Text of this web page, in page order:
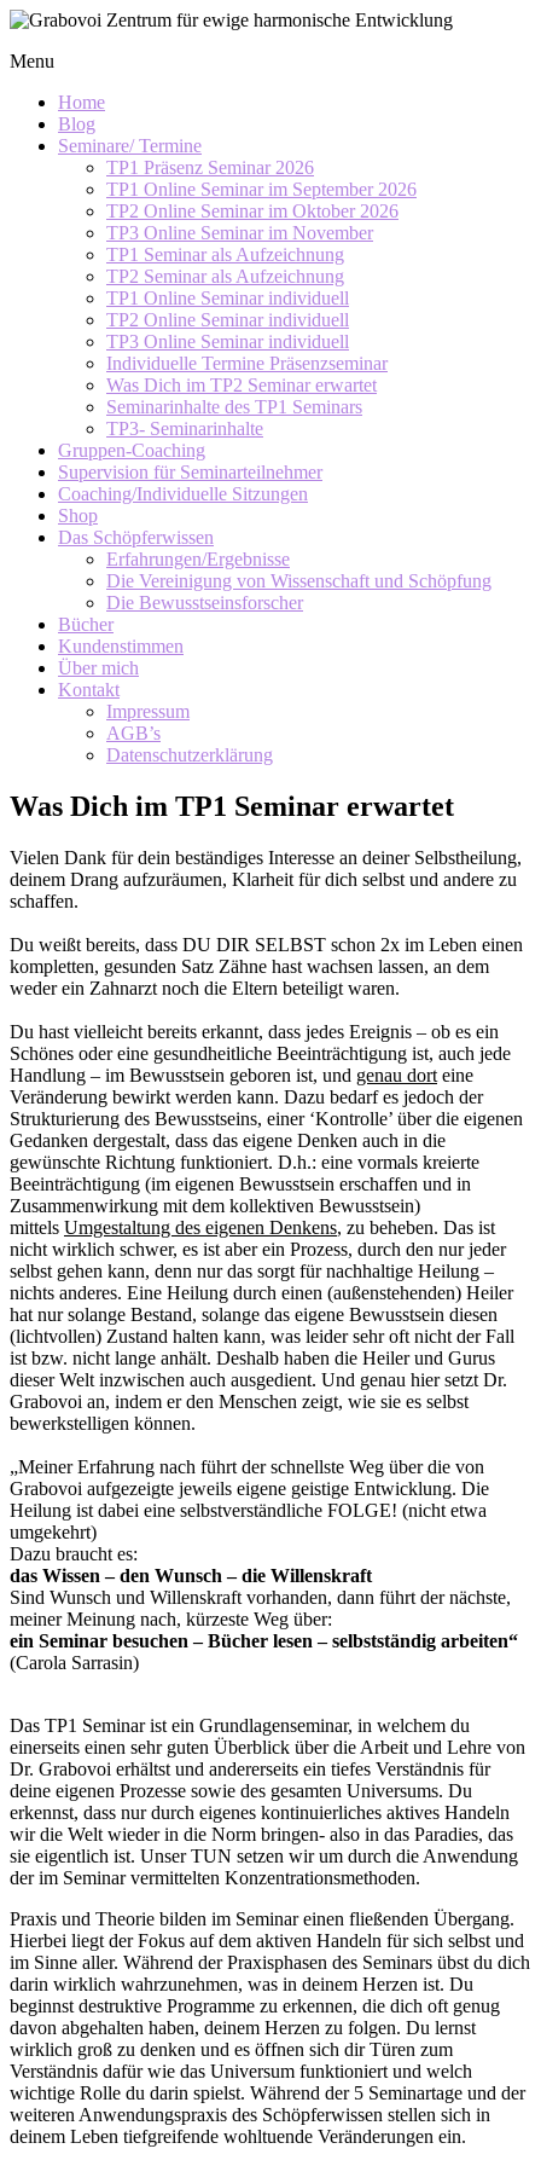
Skip
content
Zentrum
ewige
harmonische
Entwicklung
Menu
Home
Blog
Seminare/ Termine
TP1 Präsenz Seminar 2026
TP1 Online Seminar im September 2026
TP2 Online Seminar im Oktober 2026
TP3 Online Seminar im November
TP1 Seminar als Aufzeichnung
TP2 Seminar als Aufzeichnung
TP1 Online Seminar individuell
TP2 Online Seminar individuell
TP3 Online Seminar individuell
Individuelle Termine Präsenzseminar
Was Dich im TP2 Seminar erwartet
Seminarinhalte des TP1 Seminars
TP3- Seminarinhalte
Gruppen-Coaching
Supervision für Seminarteilnehmer
Coaching/Individuelle Sitzungen
Shop
Das Schöpferwissen
Erfahrungen/Ergebnisse
Die Vereinigung von Wissenschaft und Schöpfung
Die Bewusstseinsforscher
Bücher
Kundenstimmen
Über mich
Kontakt
Impressum
AGB’s
Datenschutzerklärung
Was Dich im TP1 Seminar erwartet
Vielen Dank für dein beständiges Interesse an deiner Selbstheilung,
deinem Drang aufzuräumen, Klarheit für dich selbst und andere zu
schaffen.
Du weißt bereits, dass DU DIR SELBST schon 2x im Leben einen
kompletten, gesunden Satz Zähne hast wachsen lassen, an dem
weder ein Zahnarzt noch die Eltern beteiligt waren.
Du hast vielleicht bereits erkannt, dass jedes Ereignis – ob es ein
Schönes oder eine gesundheitliche Beeinträchtigung ist, auch jede
Handlung – im Bewusstsein geboren ist, und genau dort eine
Veränderung bewirkt werden kann. Dazu bedarf es jedoch der
Strukturierung des Bewusstseins, einer ‘Kontrolle’ über die eigenen
Gedanken dergestalt, dass das eigene Denken auch in die
gewünschte Richtung funktioniert. D.h.: eine vormals kreierte
Beeinträchtigung (im eigenen Bewusstsein erschaffen und in
Zusammenwirkung mit dem kollektiven Bewusstsein)
mittels Umgestaltung des eigenen Denkens, zu beheben. Das ist
nicht wirklich schwer, es ist aber ein Prozess, durch den nur jeder
selbst gehen kann, denn nur das sorgt für nachhaltige Heilung –
nichts anderes. Eine Heilung durch einen (außenstehenden) Heiler
hat nur solange Bestand, solange das eigene Bewusstsein diesen
(lichtvollen) Zustand halten kann, was leider sehr oft nicht der Fall
ist bzw. nicht lange anhält. Deshalb haben die Heiler und Gurus
dieser Welt inzwischen auch ausgedient. Und genau hier setzt Dr.
Grabovoi an, indem er den Menschen zeigt, wie sie es selbst
bewerkstelligen können.
„Meiner Erfahrung nach führt der schnellste Weg über die von
Grabovoi aufgezeigte jeweils eigene geistige Entwicklung. Die
Heilung ist dabei eine selbstverständliche FOLGE! (nicht etwa
umgekehrt)
Dazu braucht es:
das Wissen – den Wunsch – die Willenskraft
Sind Wunsch und Willenskraft vorhanden, dann führt der nächste,
meiner Meinung nach, kürzeste Weg über:
ein Seminar besuchen – Bücher lesen – selbstständig arbeiten“
(Carola Sarrasin)
Das TP1 Seminar ist ein Grundlagenseminar, in welchem du
einerseits einen sehr guten Überblick über die Arbeit und Lehre von
Dr. Grabovoi erhältst und andererseits ein tiefes Verständnis für
deine eigenen Prozesse sowie des gesamten Universums. Du
erkennst, dass nur durch eigenes kontinuierliches aktives Handeln
wir die Welt wieder in die Norm bringen- also in das Paradies, das
sie eigentlich ist. Unser TUN setzen wir um durch die Anwendung
der im Seminar vermittelten Konzentrationsmethoden.
Praxis und Theorie bilden im Seminar einen fließenden Übergang.
Hierbei liegt der Fokus auf dem aktiven Handeln für sich selbst und
im Sinne aller. Während der Praxisphasen des Seminars übst du dich
darin wirklich wahrzunehmen, was in deinem Herzen ist. Du
beginnst destruktive Programme zu erkennen, die dich oft genug
davon abgehalten haben, deinem Herzen zu folgen. Du lernst
wirklich groß zu denken und es öffnen sich dir Türen zum
Verständnis dafür wie das Universum funktioniert und welch
wichtige Rolle du darin spielst. Während der 5 Seminartage und der
weiteren Anwendungspraxis des Schöpferwissen stellen sich in
deinem Leben tiefgreifende wohltuende Veränderungen ein.